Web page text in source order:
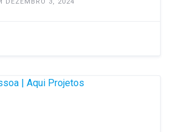
DEZEMBRO 3, 2024